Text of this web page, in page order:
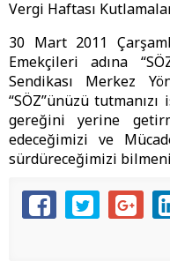
Vergi Haftası
30 Mart 2011
Emekçileri adına
Sendikası Merkez
“SÖZ”ünüzü
gereğini yerine
edeceğimizi ve
sürdüreceğimizi